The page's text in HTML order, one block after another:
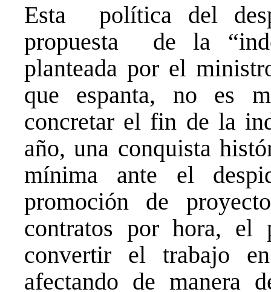
Esta política del
propuesta de la
planteada por el
que espanta, no es
concretar el fin de la
año, una conquista
mínima ante el
promoción de
contratos por hora, el
convertir el trabajo
afectando de manera